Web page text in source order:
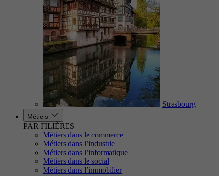
Strasbourg
Métiers
PAR FILIÈRES
Métiers dans le commerce
Métiers dans l’industrie
Métiers dans l’informatique
Métiers dans le social
Métiers dans l’immobilier